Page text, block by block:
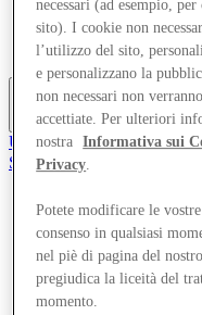
Servizi
Gift Card
Mappa del Centro
Altro
Unisciti al Club
Salvata
Negozi
Offerte
Pianifica la tua visita
Cosa c'è in
Mangia e Bevi
necessari (ad esempio,
sito). I cookie non
l’utilizzo del sito,
e personalizzano la
non necessari non
accettiate. Per ulteriori
nostra
Informativa sui
Privacy.
Potete modificare le
consenso in qualsiasi
nel piè di pagina del
pregiudica la liceità del
momento.